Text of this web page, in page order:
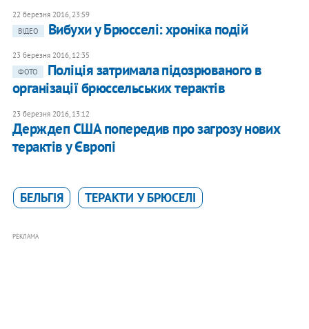
22 березня 2016, 23:59
ВІДЕО
Вибухи у Брюсселі: хроніка подій
23 березня 2016, 12:35
ФОТО
Поліція затримала підозрюваного в
організації брюссельських терактів
23 березня 2016, 13:12
Держдеп США попередив про загрозу нових
терактів у Європі
БЕЛЬГІЯ ТЕРАКТИ У БРЮСЕЛІ
РЕКЛАМА